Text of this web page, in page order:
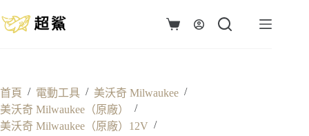
至
容
購
首頁 / 電動工具 / 美沃奇 Milwaukee /
美沃奇 Milwaukee（原廠）
/
美沃奇 Milwaukee（原廠）12V /